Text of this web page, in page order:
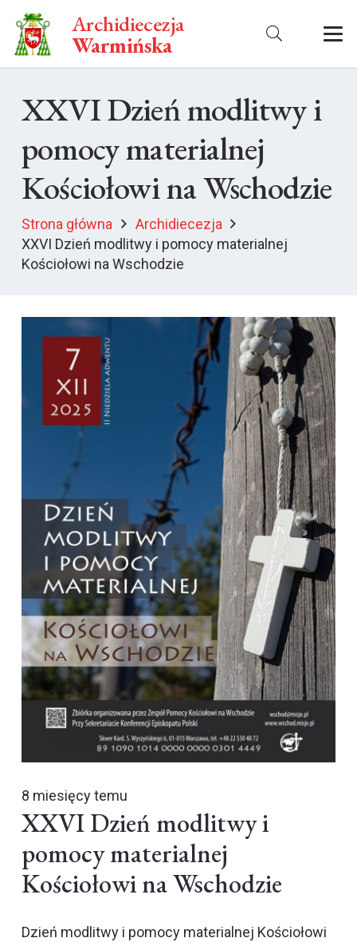
Archidiecezja
Warmińska
XXVI Dzień modlitwy i
pomocy materialnej
Kościołowi na Wschodzie
Strona główna
Archidiecezja
XXVI Dzień modlitwy i pomocy materialnej
Kościołowi na Wschodzie
8 miesięcy temu
XXVI Dzień modlitwy i
pomocy materialnej
Kościołowi na Wschodzie
Dzień modlitwy i pomocy materialnej Kościołowi